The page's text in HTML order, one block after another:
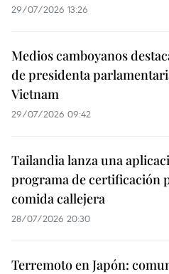
29/07/2026 13:26
Medios camboyanos
de presidenta
Vietnam
29/07/2026 09:42
Tailandia lanza una
programa de certificación
comida callejera
28/07/2026 20:30
Terremoto en Japón: